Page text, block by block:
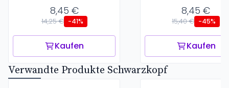
8,45 €
14,25 € -41%
Kaufen
8,45 €
15,40 € -45%
Kaufen
Verwandte Produkte Schwarzkopf